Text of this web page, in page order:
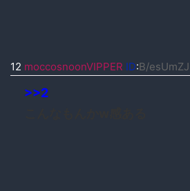
12 moccosnoonVIPPER ID:B/
>>2